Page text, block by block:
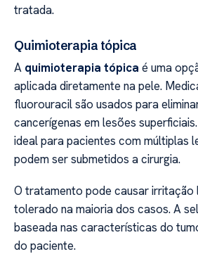
tratada.
Quimioterapia tópica
A quimioterapia tópica é uma
aplicada diretamente na pele.
fluorouracil são usados para
cancerígenas em lesões
ideal para pacientes com múltiplas
podem ser submetidos a cirurgia.
O tratamento pode causar irritação
tolerado na maioria dos casos. A
baseada nas características do
do paciente.